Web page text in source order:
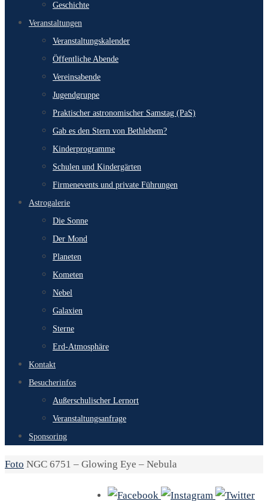
Geschichte
Veranstaltungen
Veranstaltungskalender
Öffentliche Abende
Vereinsabende
Jugendgruppe
Praktischer astronomischer Samstag (PaS)
Gab es den Stern von Bethlehem?
Kinderprogramme
Schulen und Kindergärten
Firmenevents und private Führungen
Astrogalerie
Die Sonne
Der Mond
Planeten
Kometen
Nebel
Galaxien
Sterne
Erd-Atmosphäre
Kontakt
Besucherinfos
Außerschulischer Lernort
Veranstaltungsanfrage
Sponsoring
Start
Foto NGC 6751 – Glowing Eye – Nebula